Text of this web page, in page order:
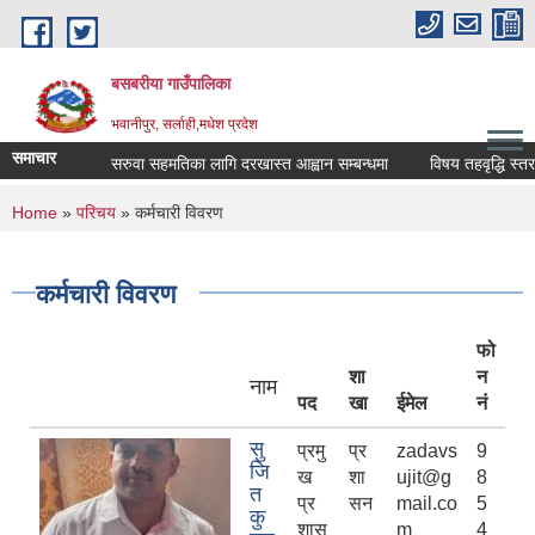
Skip to main content
बसबरीया गाउँपालिका
भवानीपुर, सर्लाही,मधेश प्रदेश
समाचार सरुवा सहमतिका लागि दरखास्त आह्वान सम्बन्धमा विषय तहवृद्धि स्तरवृद्धि
You are here
Home » परिचय » कर्मचारी विवरण
कर्मचारी विवरण
नाम
पद
शा
खा
ईमेल
फो
न
नं
सु
जि
त
कु
प्रमु
ख
प्र
शास
प्र
शा
सन
zadavs
ujit@g
mail.co
m
9
8
5
4